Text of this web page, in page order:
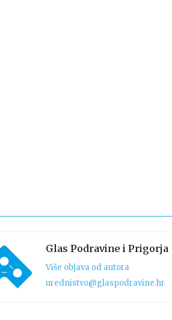
Glas Podravine i Prigorja
Više objava od autora
urednistvo@glaspodravine.hr